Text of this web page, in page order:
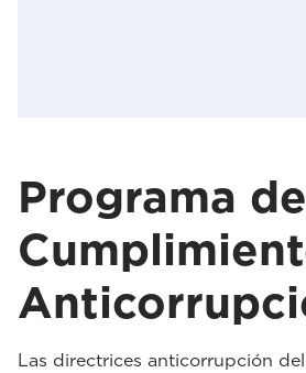
Programa de
Las directrices anticorrupción